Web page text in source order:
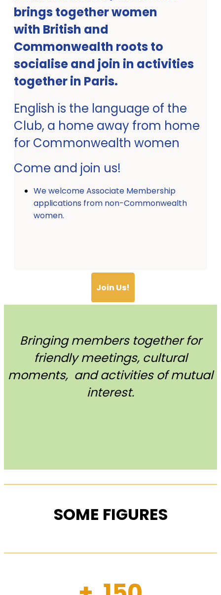
brings together women
with British and
Commonwealth roots to
socialise and join in activities
together in Paris.
English is the language of the
Club, a home away from home
for Commonwealth women
Come and join us!
We welcome Associate Membership
applications from non-Commonwealth
women.
Join Us!
Bringing members together for
friendly meetings, cultural
moments, and activities of mutual
interest.
SOME FIGURES